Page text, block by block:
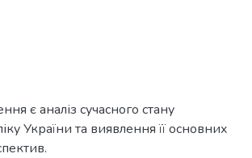
є аналіз сучасного стану
України та виявлення її основних